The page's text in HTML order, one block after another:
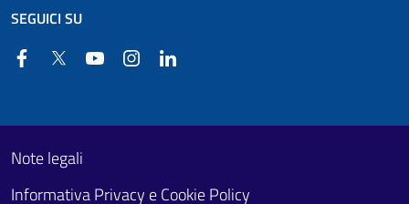
SEGUICI SU
FacebookTwitter YouTube Instagram
Footer First
Useful links section
Note legali
Informativa Privacy e Cookie Policy